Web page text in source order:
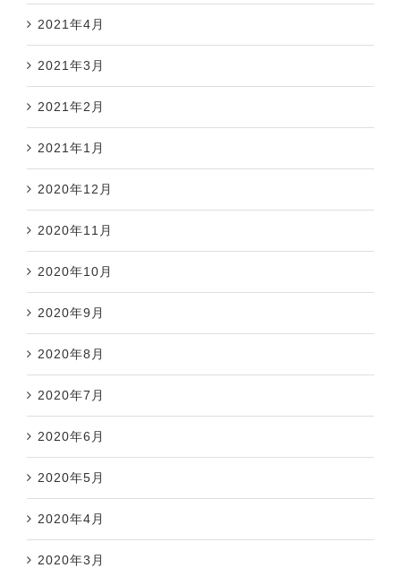
2021年4月
2021年3月
2021年2月
2021年1月
2020年12月
2020年11月
2020年10月
2020年9月
2020年8月
2020年7月
2020年6月
2020年5月
2020年4月
2020年3月